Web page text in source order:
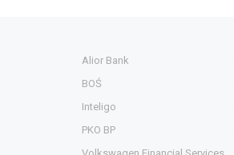
Alior Bank
BOŚ
Inteligo
PKO BP